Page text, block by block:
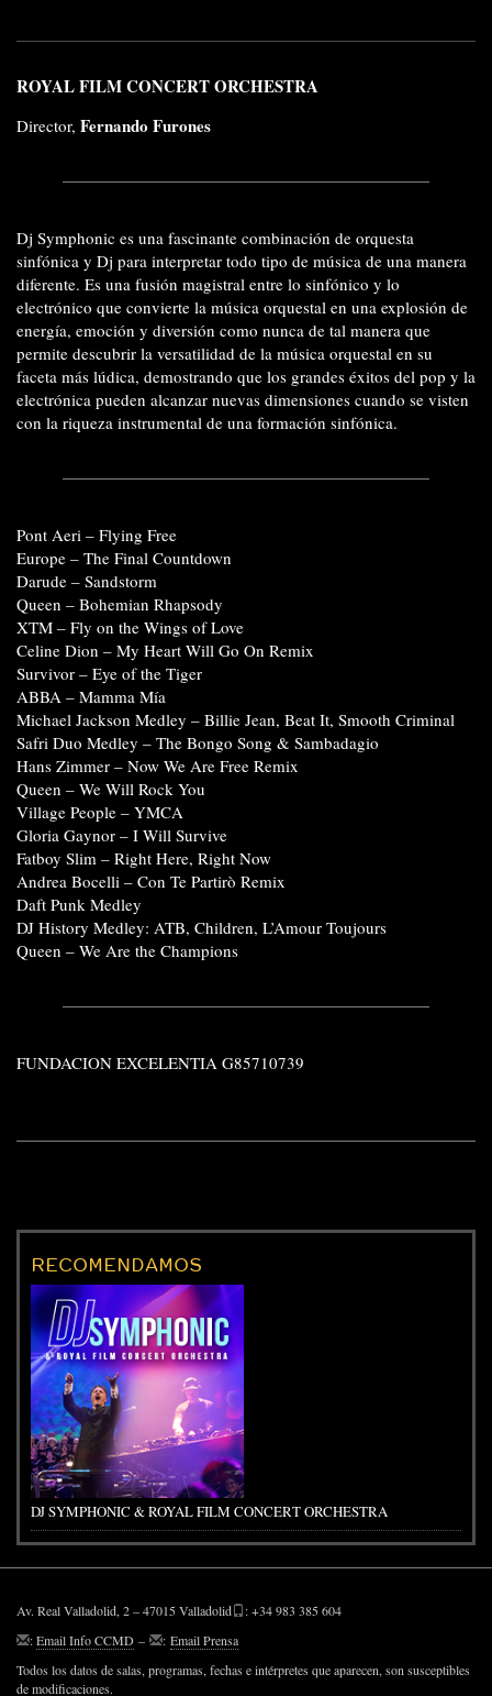
ROYAL FILM CONCERT ORCHESTRA
Director, Fernando Furones
Dj Symphonic es una fascinante combinación de orquesta
sinfónica y Dj para interpretar todo tipo de música de una manera
diferente. Es una fusión magistral entre lo sinfónico y lo
electrónico que convierte la música orquestal en una explosión de
energía, emoción y diversión como nunca de tal manera que
permite descubrir la versatilidad de la música orquestal en su
faceta más lúdica, demostrando que los grandes éxitos del pop y la
electrónica pueden alcanzar nuevas dimensiones cuando se visten
con la riqueza instrumental de una formación sinfónica.
Pont Aeri – Flying Free
Europe – The Final Countdown
Darude – Sandstorm
Queen – Bohemian Rhapsody
XTM – Fly on the Wings of Love
Celine Dion – My Heart Will Go On Remix
Survivor – Eye of the Tiger
ABBA – Mamma Mía
Michael Jackson Medley – Billie Jean, Beat It, Smooth Criminal
Safri Duo Medley – The Bongo Song & Sambadagio
Hans Zimmer – Now We Are Free Remix
Queen – We Will Rock You
Village People – YMCA
Gloria Gaynor – I Will Survive
Fatboy Slim – Right Here, Right Now
Andrea Bocelli – Con Te Partirò Remix
Daft Punk Medley
DJ History Medley: ATB, Children, L’Amour Toujours
Queen – We Are the Champions
FUNDACION EXCELENTIA G85710739
RECOMENDAMOS
DJ SYMPHONIC & ROYAL FILM CONCERT ORCHESTRA
Av. Real Valladolid, 2 – 47015 Valladolid
: +34 983 385 604
:Email Info CCMD – : Email Prensa
Todos los datos de salas, programas, fechas e intérpretes que aparecen, son susceptibles
de modificaciones.